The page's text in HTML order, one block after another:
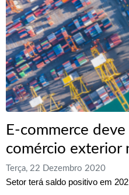
E-commerce
comércio exterior
Terça, 22 Dezembro 2020
Setor terá saldo positivo em